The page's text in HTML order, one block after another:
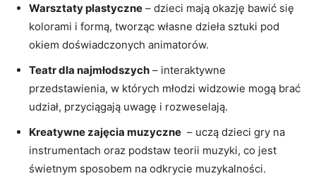
Warsztaty⁤ plastyczne – ⁤dzieci ⁢mają okazję bawić się
kolorami i⁤ formą, tworząc własne dzieła sztuki pod
okiem doświadczonych animatorów.
Teatr dla najmłodszych – interaktywne​
przedstawienia, w których młodzi widzowie mogą brać
udział, przyciągają‍ uwagę i‍ rozweselają.
Kreatywne zajęcia muzyczne ⁤ – uczą ​dzieci gry na
instrumentach oraz podstaw teorii⁣ muzyki, co jest
świetnym sposobem na odkrycie muzykalności.